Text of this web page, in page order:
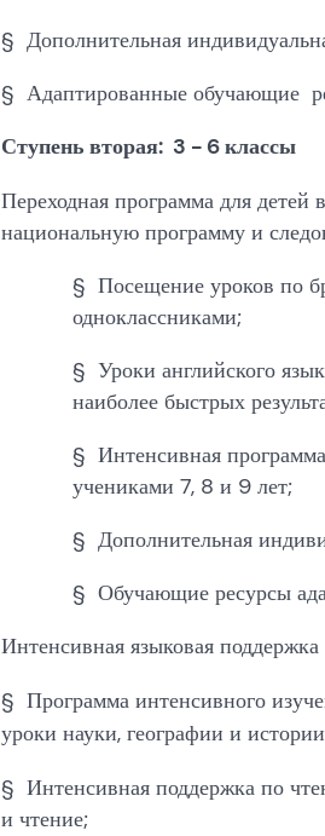
§ Дополнительная
§ Адаптированные обучающие
Ступень вторая: 3 - 6 классы
Переходная программа для детей
национальную программу и
§ Посещение уроков по
одноклассниками;
§ Уроки английского
наиболее быстрых
§ Интенсивная
учениками 7, 8 и 9 лет;
§ Дополнительная
§ Обучающие ресурсы
Интенсивная языковая
§ Программа интенсивного
уроки науки, географии и
§ Интенсивная поддержка по
и чтение;